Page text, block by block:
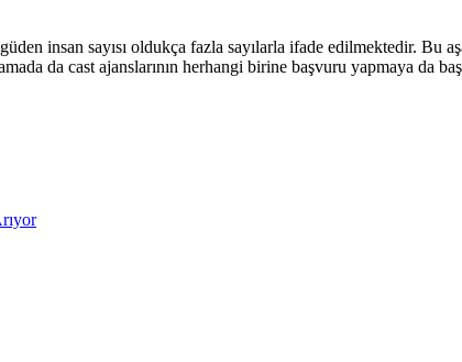
insan sayısı oldukça fazla sayılarla ifade edilmektedir.
da cast ajanslarının herhangi birine başvuru yapmaya da